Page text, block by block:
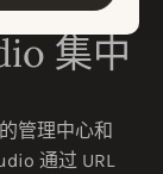
集中
管理中心和
通过 URL